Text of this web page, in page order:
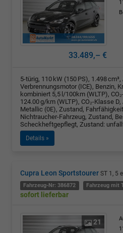
33.489,– €
5-türig, 110 kW (150 PS), 1.498
Verbrennungsmotor (ICE), Benzin,
kombiniert 5,5 l/100km (WLTP),
124.00 g/km (WLTP), CO₂-Klasse
Metallic (0E), Zustand,
Nichtraucher-Fahrzeug, Zustand,
Scheckheftgepflegt, Zustand:
Details »
Cupra Leon Sportstourer ST 1, 5
Fahrzeug-Nr: 386872 Fahrzeug mit
sofort lieferbar
21